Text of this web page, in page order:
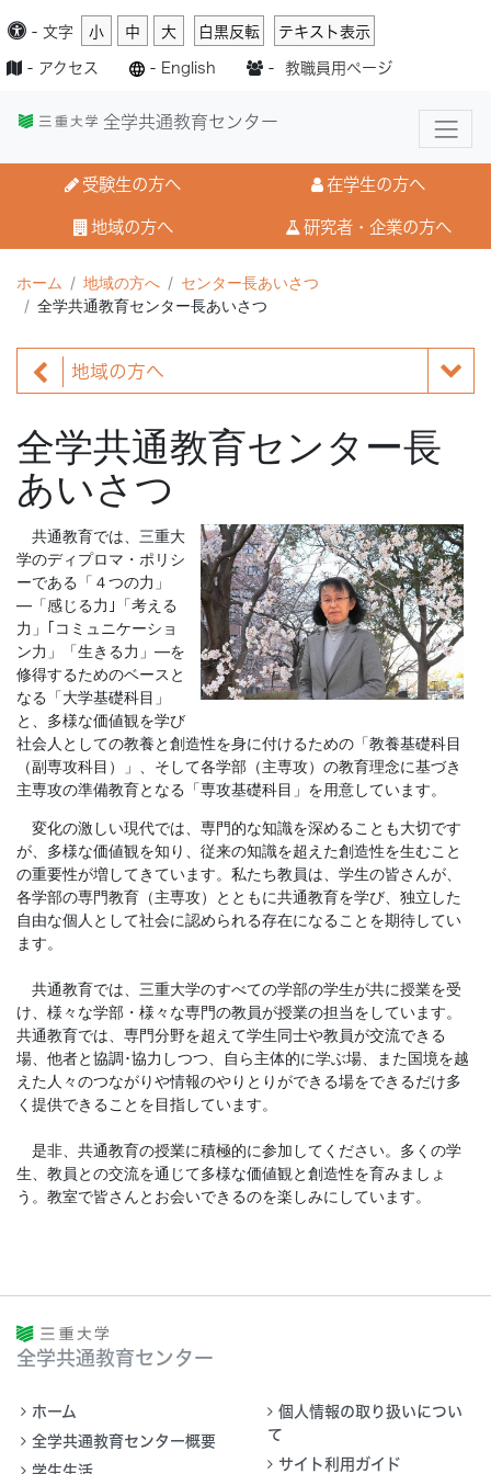
- 文字 小 中 大 白黒反転 テキスト表示
- アクセス - English - 教職員用ページ
全学共通教育センター
受験生の方へ 在学生の方へ
地域の方へ 研究者・企業の方へ
ホーム 地域の方へ
センター長あいさつ
全学共通教育センター長あいさつ
地域の方へ
全学共通教育センター長
あいさつ
共通教育では、三重大
学のディプロマ・ポリシ
ーである「４つの力」
―「感じる力｣「考える
力」｢コミュニケーショ
ン力」「生きる力」―を
修得するためのベースと
なる「大学基礎科目」
と、多様な価値観を学び
社会人としての教養と創造性を身に付けるための「教養基礎科目
（副専攻科目）」、そして各学部（主専攻）の教育理念に基づき
主専攻の準備教育となる「専攻基礎科目」を用意しています。
変化の激しい現代では、専門的な知識を深めることも大切です
が、多様な価値観を知り、従来の知識を超えた創造性を生むこと
の重要性が増してきています。私たち教員は、学生の皆さんが、
各学部の専門教育（主専攻）とともに共通教育を学び、独立した
自由な個人として社会に認められる存在になることを期待してい
ます。
共通教育では、三重大学のすべての学部の学生が共に授業を受
け、様々な学部・様々な専門の教員が授業の担当をしています。
共通教育では、専門分野を超えて学生同士や教員が交流できる
場、他者と協調･協力しつつ、自ら主体的に学ぶ場、また国境を越
えた人々のつながりや情報のやりとりができる場をできるだけ多
く提供できることを目指しています。
是非、共通教育の授業に積極的に参加してください。多くの学
生、教員との交流を通じて多様な価値観と創造性を育みましょ
う。教室で皆さんとお会いできるのを楽しみにしています。
全学共通教育センター
ホーム
全学共通教育センター概要
学生生活
個人情報の取り扱いについ
て
サイト利用ガイド